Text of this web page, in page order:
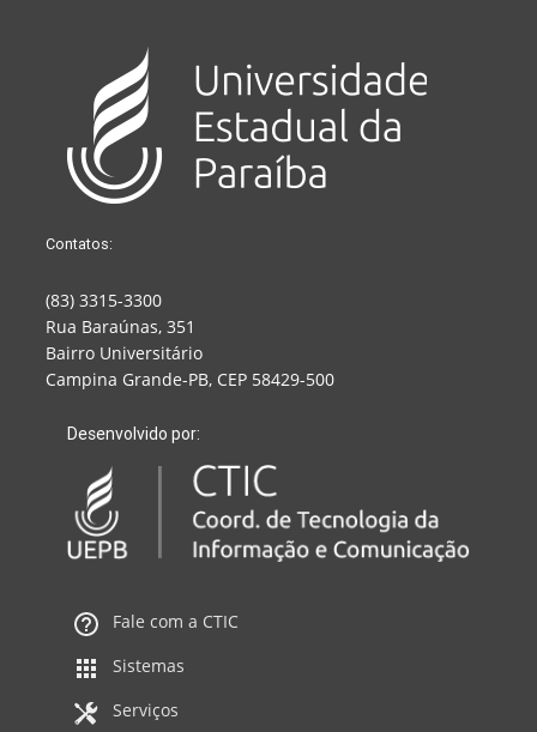
Contatos:
(83) 3315-3300
Rua Baraúnas, 351
Bairro Universitário
Campina Grande-PB, CEP 58429-500
Desenvolvido por:
Fale com a CTIC
Sistemas
Serviços